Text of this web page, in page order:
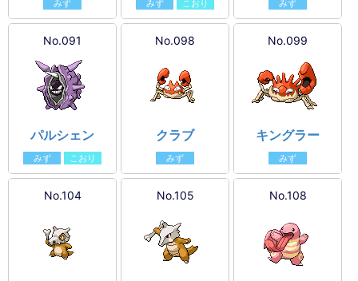
みず みず こおり みず
No.091
パルシェン
みず こおり
No.098
クラブ
みず
No.099
キングラー
みず
No.104 No.105 No.108